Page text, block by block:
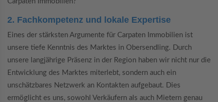
2. Fachkompetenz und lokale Expertise
Eines der stärksten Argumente für Carpaten Immobilien ist
unsere tiefe Kenntnis des Marktes in Obersendling. Durch
unsere langjährige Präsenz in der Region haben wir nicht nur die
Entwicklung des Marktes miterlebt, sondern auch ein
unschätzbares Netzwerk an Kontakten aufgebaut. Dies
ermöglicht es uns, sowohl Verkäufern als auch Mietern genau